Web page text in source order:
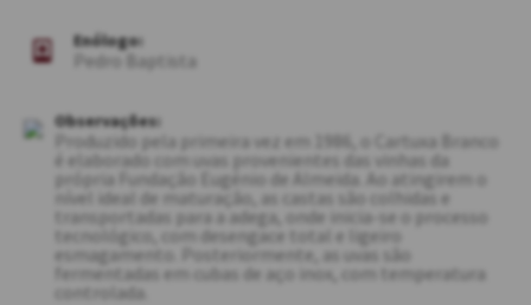
Enólogo:
Pedro Baptista
Observações:
Produzido pela primeira vez em 1986, o Cartuxa Branco
é elaborado com uvas provenientes das vinhas da
própria Fundação Eugénio de Almeida. Ao atingirem o
nível ideal de maturação, as castas são colhidas e
transportadas para a adega, onde inicia-se o processo
tecnológico, com desengace total e ligeiro
esmagamento. Posteriormente, as uvas são
fermentadas em cubas de aço inox, com temperatura
controlada.